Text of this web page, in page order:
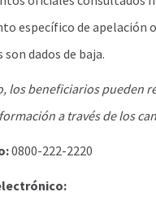
específico de apelación
son dados de baja.
los beneficiarios pueden
a través de los
0800-222-2220